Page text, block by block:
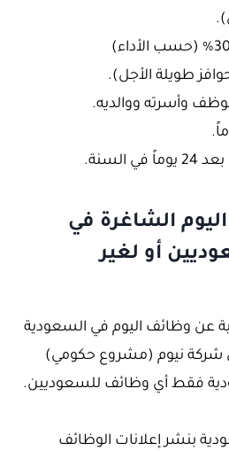
طويلة الأجل).
السنة.
الشاغرة في
أو لغير
عن وظائف اليوم في السعودية
شركة نيوم (مشروع حكومي)
فقط أي وظائف للسعوديين.
بنشر إعلانات الوظائف